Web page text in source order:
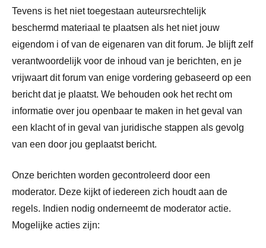
Tevens is het niet toegestaan auteursrechtelijk
beschermd materiaal te plaatsen als het niet jouw
eigendom i of van de eigenaren van dit forum. Je blijft zelf
verantwoordelijk voor de inhoud van je berichten, en je
vrijwaart dit forum van enige vordering gebaseerd op een
bericht dat je plaatst. We behouden ook het recht om
informatie over jou openbaar te maken in het geval van
een klacht of in geval van juridische stappen als gevolg
van een door jou geplaatst bericht.
Onze berichten worden gecontroleerd door een
moderator. Deze kijkt of iedereen zich houdt aan de
regels. Indien nodig onderneemt de moderator actie.
Mogelijke acties zijn: